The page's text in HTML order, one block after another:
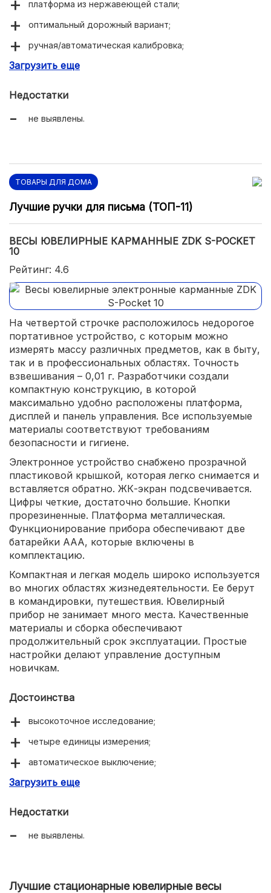
платформа из нержавеющей стали;
оптимальный дорожный вариант;
ручная/автоматическая калибровка;
выбор различных единиц.
Загрузить еще
Недостатки
не выявлены.
ТОВАРЫ ДЛЯ ДОМА
Лучшие ручки для письма (ТОП-11)
ВЕСЫ ЮВЕЛИРНЫЕ КАРМАННЫЕ ZDK S-POCKET
10
Рейтинг: 4.6
На четвертой строчке расположилось недорогое
портативное устройство, с которым можно
измерять массу различных предметов, как в быту,
так и в профессиональных областях. Точность
взвешивания – 0,01 г. Разработчики создали
компактную конструкцию, в которой
максимально удобно расположены платформа,
дисплей и панель управления. Все используемые
материалы соответствуют требованиям
безопасности и гигиене.
Электронное устройство снабжено прозрачной
пластиковой крышкой, которая легко снимается и
вставляется обратно. ЖК-экран подсвечивается.
Цифры четкие, достаточно большие. Кнопки
прорезиненные. Платформа металлическая.
Функционирование прибора обеспечивают две
батарейки ААА, которые включены в
комплектацию.
Компактная и легкая модель широко используется
во многих областях жизнедеятельности. Ее берут
в командировки, путешествия. Ювелирный
прибор не занимает много места. Качественные
материалы и сборка обеспечивают
продолжительный срок эксплуатации. Простые
настройки делают управление доступным
новичкам.
Достоинства
высокоточное исследование;
четыре единицы измерения;
автоматическое выключение;
запоминание веса.
Загрузить еще
Недостатки
не выявлены.
Лучшие стационарные ювелирные весы